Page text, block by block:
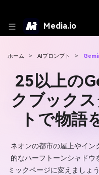
Media.io
ホーム > AIプロンプト >
25以上の
クブック
トで物語
ネオンの都市の屋上やイン
的なハーフトーンシャドウ
ミックページに変えましょ